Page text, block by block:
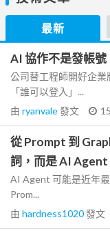
最新
AI 協作不是發帳
公司替工程師開好企
「誰可以登入」...
由 ryanvale發文
從 Prompt 到
詞，而是 AI
AI Agent 可能是近年
Prom...
由 hardness1020發文